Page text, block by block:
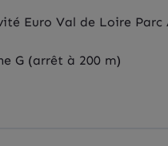
Euro Val de Loire Parc
G (arrêt à 200 m)